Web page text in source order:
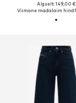
Algselt: 149,00 €
Viimane madalaim hind: